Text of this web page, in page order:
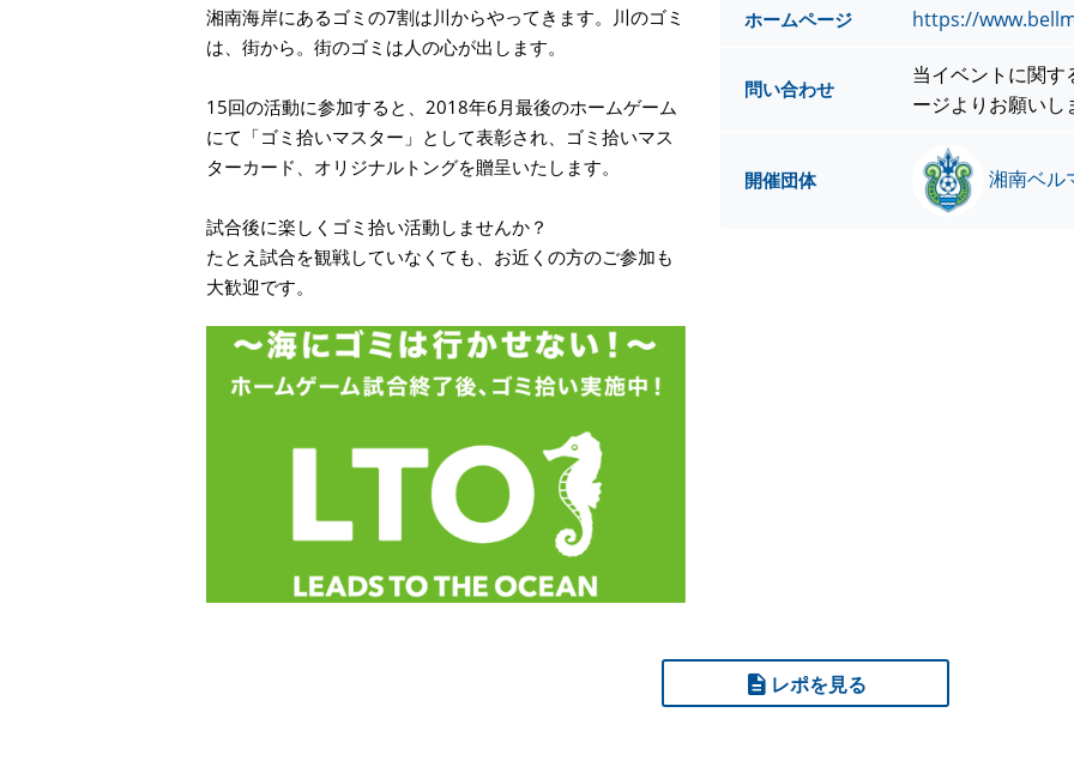
湘南海岸にあるゴミの7割は川からやってきます。川のゴミ
は、街から。街のゴミは人の心が出します。
15回の活動に参加すると、2018年6月最後のホームゲーム
にて「ゴミ拾いマスター」として表彰され、ゴミ拾いマス
ターカード、オリジナルトングを贈呈いたします。
試合後に楽しくゴミ拾い活動しませんか？
たとえ試合を観戦していなくても、お近くの方のご参加も
大歓迎です。
ホームページ https://
問い合わせ
当イベントに関
ージよりお願いし
開催団体 湘南ベル
レポを見る